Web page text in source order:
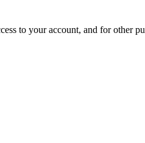
to your account, and for other